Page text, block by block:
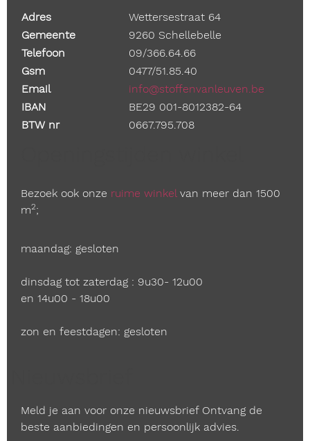
Adres
Wettersestraat 64
Gemeente
9260 Schellebelle
Telefoon
09/366.64.66
Gsm
0477/51.85.40
Email
info@stoffenvanleuven.be
IBAN
BE29 001-8012382-64
BTW nr
0667.795.708
Bezoek ook onze ruime winkel van meer dan 1500
m2;
maandag: gesloten
dinsdag tot zaterdag : 9u30- 12u00
en 14u00 - 18u00
zon en feestdagen: gesloten
Meld je aan voor onze nieuwsbrief Ontvang de
beste aanbiedingen en persoonlijk advies.